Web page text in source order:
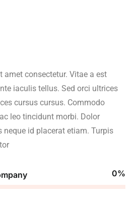
amet consectetur. Vitae a est
iaculis tellus. Sed orci ultrices
cursus cursus. Commodo
leo tincidunt morbi. Dolor
id placerat etiam. Turpis
0%